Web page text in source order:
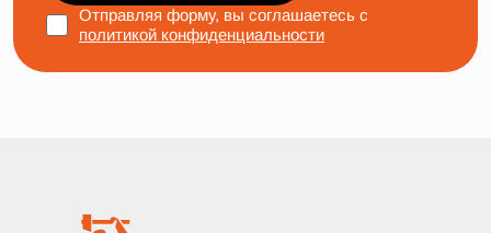
Отправляя форму, вы соглашаетесь с
политикой конфиденциальности